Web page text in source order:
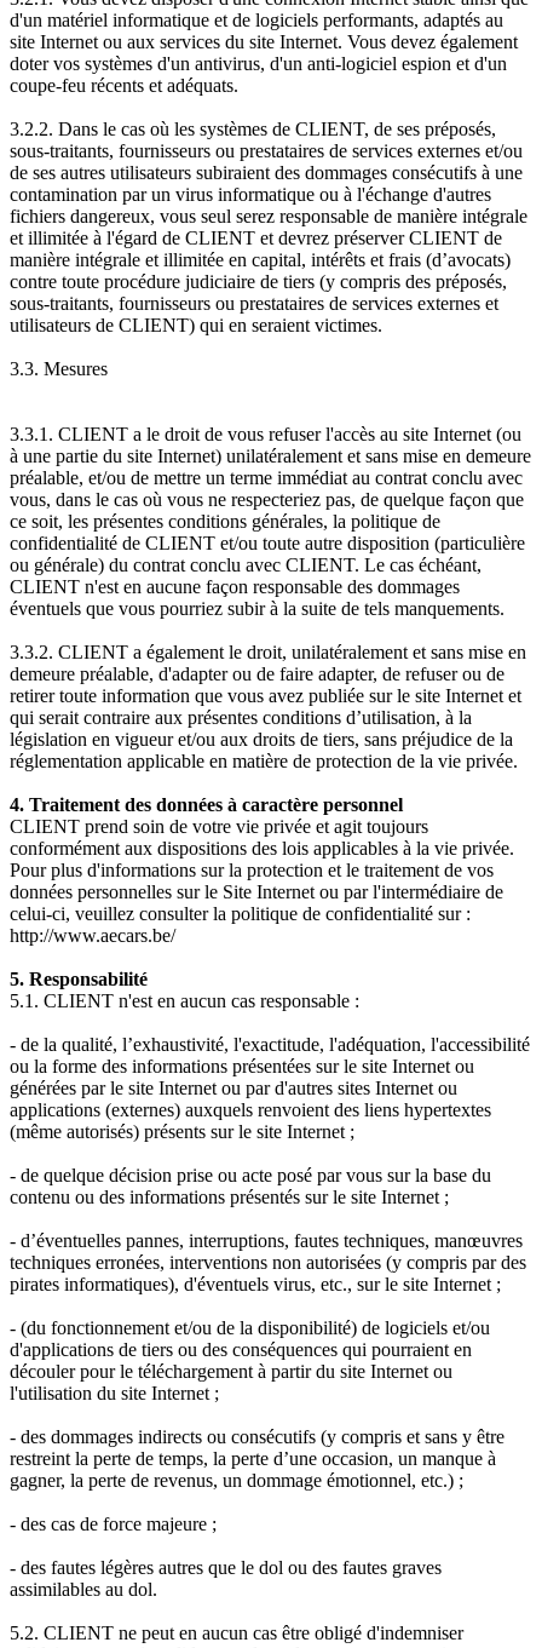
d'un matériel informatique et de logiciels performants, adaptés au
site Internet ou aux services du site Internet. Vous devez également
doter vos systèmes d'un antivirus, d'un anti-logiciel espion et d'un
coupe-feu récents et adéquats.
3.2.2. Dans le cas où les systèmes de CLIENT, de ses préposés,
sous-traitants, fournisseurs ou prestataires de services externes et/ou
de ses autres utilisateurs subiraient des dommages consécutifs à une
contamination par un virus informatique ou à l'échange d'autres
fichiers dangereux, vous seul serez responsable de manière intégrale
et illimitée à l'égard de CLIENT et devrez préserver CLIENT de
manière intégrale et illimitée en capital, intérêts et frais (d’avocats)
contre toute procédure judiciaire de tiers (y compris des préposés,
sous-traitants, fournisseurs ou prestataires de services externes et
utilisateurs de CLIENT) qui en seraient victimes.
3.3. Mesures
3.3.1. CLIENT a le droit de vous refuser l'accès au site Internet (ou
à une partie du site Internet) unilatéralement et sans mise en demeure
préalable, et/ou de mettre un terme immédiat au contrat conclu avec
vous, dans le cas où vous ne respecteriez pas, de quelque façon que
ce soit, les présentes conditions générales, la politique de
confidentialité de CLIENT et/ou toute autre disposition (particulière
ou générale) du contrat conclu avec CLIENT. Le cas échéant,
CLIENT n'est en aucune façon responsable des dommages
éventuels que vous pourriez subir à la suite de tels manquements.
3.3.2. CLIENT a également le droit, unilatéralement et sans mise en
demeure préalable, d'adapter ou de faire adapter, de refuser ou de
retirer toute information que vous avez publiée sur le site Internet et
qui serait contraire aux présentes conditions d’utilisation, à la
législation en vigueur et/ou aux droits de tiers, sans préjudice de la
réglementation applicable en matière de protection de la vie privée.
4. Traitement des données à caractère personnel
CLIENT prend soin de votre vie privée et agit toujours
conformément aux dispositions des lois applicables à la vie privée.
Pour plus d'informations sur la protection et le traitement de vos
données personnelles sur le Site Internet ou par l'intermédiaire de
celui-ci, veuillez consulter la politique de confidentialité sur :
http://www.aecars.be/
5. Responsabilité
5.1. CLIENT n'est en aucun cas responsable :
- de la qualité, l’exhaustivité, l'exactitude, l'adéquation, l'accessibilité
ou la forme des informations présentées sur le site Internet ou
générées par le site Internet ou par d'autres sites Internet ou
applications (externes) auxquels renvoient des liens hypertextes
(même autorisés) présents sur le site Internet ;
- de quelque décision prise ou acte posé par vous sur la base du
contenu ou des informations présentés sur le site Internet ;
- d’éventuelles pannes, interruptions, fautes techniques, manœuvres
techniques erronées, interventions non autorisées (y compris par des
pirates informatiques), d'éventuels virus, etc., sur le site Internet ;
- (du fonctionnement et/ou de la disponibilité) de logiciels et/ou
d'applications de tiers ou des conséquences qui pourraient en
découler pour le téléchargement à partir du site Internet ou
l'utilisation du site Internet ;
- des dommages indirects ou consécutifs (y compris et sans y être
restreint la perte de temps, la perte d’une occasion, un manque à
gagner, la perte de revenus, un dommage émotionnel, etc.) ;
- des cas de force majeure ;
- des fautes légères autres que le dol ou des fautes graves
assimilables au dol.
5.2. CLIENT ne peut en aucun cas être obligé d'indemniser